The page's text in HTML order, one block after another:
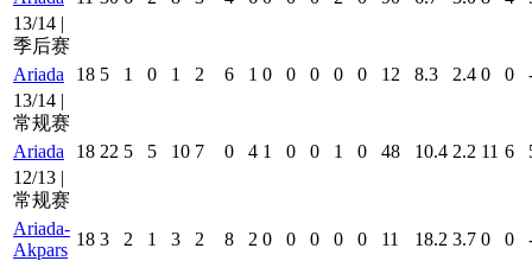
13/14 |
季后赛
Ariada
18 5 1 0 1 2 6 1 0 0 0 0 0 12 8.3 2.4 0 0
13/14 |
常规赛
Ariada
18 22 5 5 10 7 0 4 1 0 0 1 0 48 10.4 2.2 11 6
12/13 |
常规赛
Ariada-
Akpars
18 3 2 1 3 2 8 2 0 0 0 0 0 11 18.2 3.7 0 0